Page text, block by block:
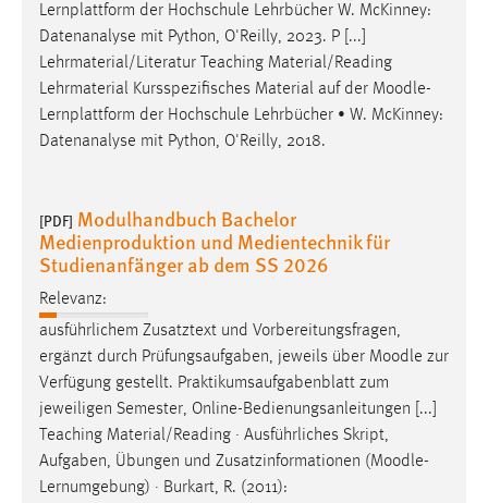
Lernplattform der Hochschule Lehrbücher W. McKinney:
Datenanalyse mit Python, O'Reilly, 2023. P [...]
Lehrmaterial/Literatur Teaching Material/Reading
Lehrmaterial Kursspezifisches Material auf der Moodle-
Lernplattform der Hochschule Lehrbücher • W. McKinney:
Datenanalyse mit Python, O'Reilly, 2018.
[PDF] Modulhandbuch Bachelor
Medienproduktion und Medientechnik für
Studienanfänger ab dem SS 2026
Relevanz:
ausführlichem Zusatztext und Vorbereitungsfragen,
ergänzt durch Prüfungsaufgaben, jeweils über Moodle zur
Verfügung gestellt. Praktikumsaufgabenblatt zum
jeweiligen Semester, Online-Bedienungsanleitungen [...]
Teaching Material/Reading · Ausführliches Skript,
Aufgaben, Übungen und Zusatzinformationen (Moodle-
Lernumgebung) · Burkart, R. (2011):